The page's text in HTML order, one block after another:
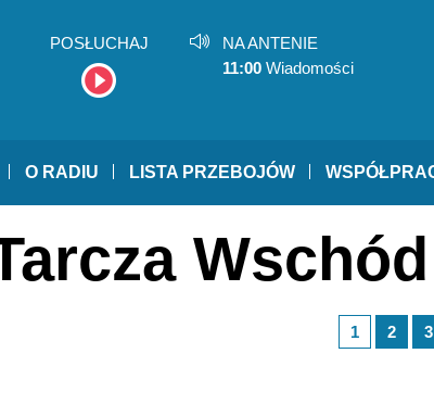
POSŁUCHAJ
NA ANTENIE
11:00 Wiadomości
O RADIU LISTA PRZEBOJÓW
Wschód
1 2 3